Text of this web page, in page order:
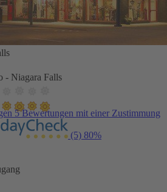
- Niagara Falls
5 Bewertungen mit einer Zustimmung
(5) 80%